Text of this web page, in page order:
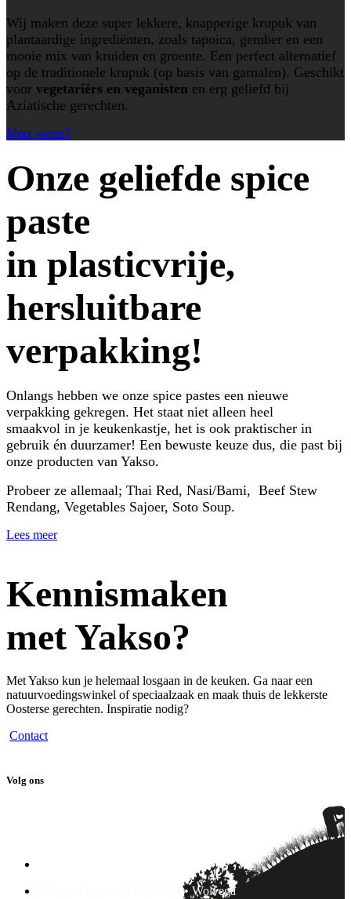
Wij maken deze super lekkere, knapperige krupuk van
plantaardige ingrediënten, zoals tapoica, gember en een
mooie mix van kruiden en groente. Een perfect alternatief
op de traditionele krupuk (op basis van garnalen). Geschikt
voor vegetariërs en veganisten en erg geliefd bij
Aziatische gerechten.
Meer weten?
Onze geliefde spice
paste
in plasticvrije,
hersluitbare
verpakking!
Onlangs hebben we onze spice pastes een nieuwe
verpakking gekregen. Het staat niet alleen heel
smaakvol in je keukenkastje, het is ook praktischer in
gebruik én duurzamer! Een bewuste keuze dus, die past bij
onze producten van Yakso.
Probeer ze allemaal; Thai Red, Nasi/Bami, Beef Stew
Rendang, Vegetables Sajoer, Soto Soup.
Lees meer
Kennismaken
met Yakso?
Met Yakso kun je helemaal losgaan in de keuken. Ga naar een
natuurvoedingswinkel of speciaalzaak en maak thuis de lekkerste
Oosterse gerechten. Inspiratie nodig?
Contact
Volg ons
Yakso • Oppers 58 8471 ZM • Wolvega